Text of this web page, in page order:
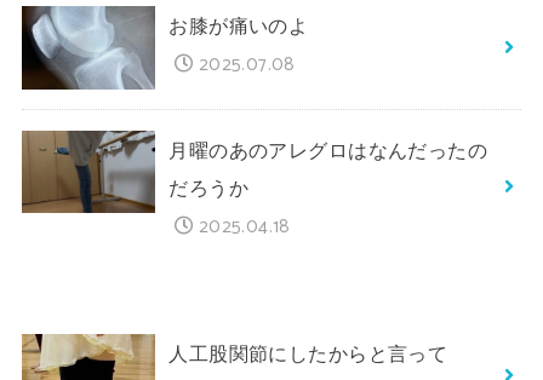
お膝が痛いのよ
2025.07.08
月曜のあのアレグロはなんだったの
だろうか
2025.04.18
人工股関節にしたからと言って